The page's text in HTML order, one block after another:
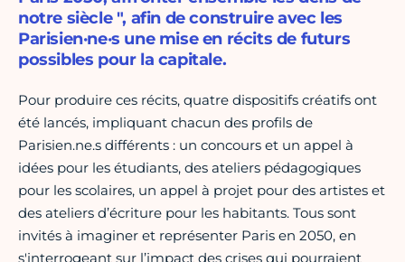
notre siècle ", afin de construire avec les
Parisien·ne·s une mise en récits de futurs
possibles pour la capitale.
Pour produire ces récits, quatre dispositifs créatifs ont
été lancés, impliquant chacun des profils de
Parisien.ne.s différents : un concours et un appel à
idées pour les étudiants, des ateliers pédagogiques
pour les scolaires, un appel à projet pour des artistes et
des ateliers d’écriture pour les habitants. Tous sont
invités à imaginer et représenter Paris en 2050, en
s'interrogeant sur l’impact des crises qui pourraient